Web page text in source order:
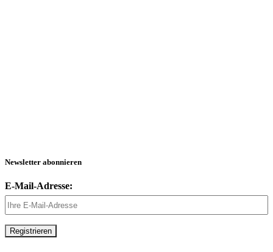
Newsletter abonnieren
E-Mail-Adresse: